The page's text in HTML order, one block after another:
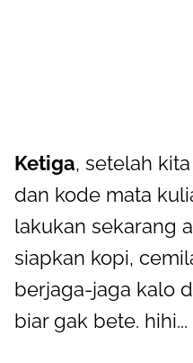
Ketiga, setelah
dan kode mata
lakukan sekarang
siapkan kopi,
berjaga-jaga kalo
biar gak bete. hihi...